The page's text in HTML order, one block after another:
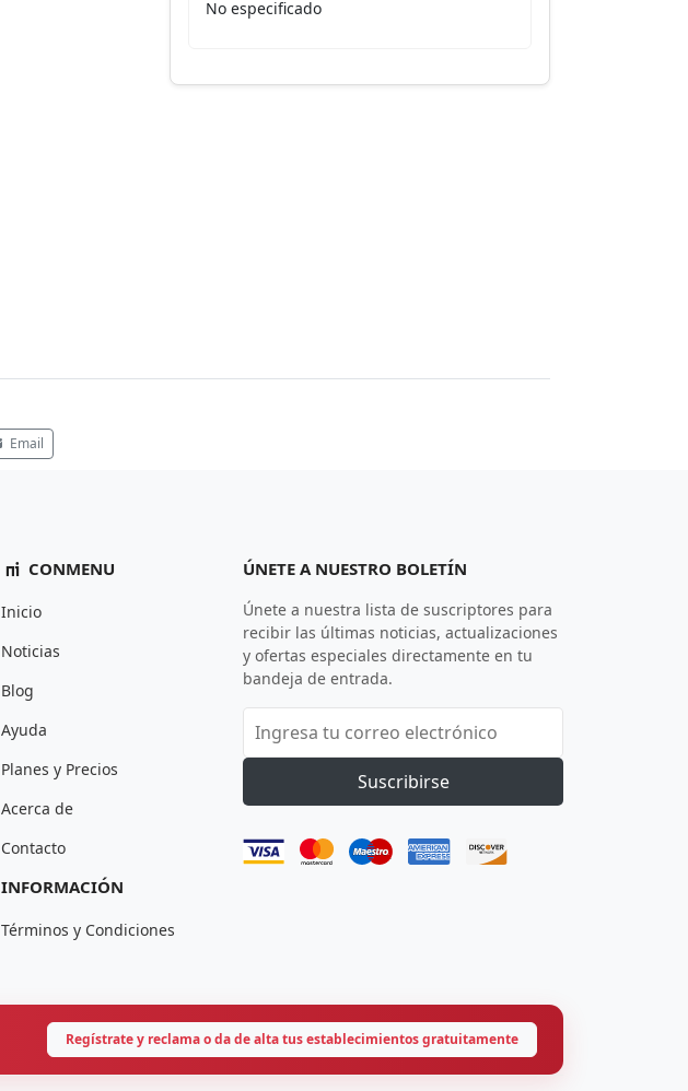
No especificado
Email
CONMENU
Inicio
Noticias
Blog
Ayuda
Planes y Precios
Acerca de
Contacto
INFORMACIÓN
Términos y Condiciones
ÚNETE A NUESTRO BOLETÍN
Únete a nuestra lista de suscriptores para
recibir las últimas noticias, actualizaciones
y ofertas especiales directamente en tu
bandeja de entrada.
Suscribirse
Regístrate y reclama o da de alta tus establecimientos gratuitamente